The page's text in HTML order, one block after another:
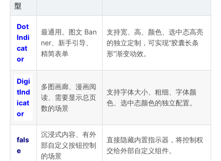
型
Dot
Indi
cat
or
最通用。图文 Ban
ner、新手引导、
精简表单
支持宽、高、颜色、选中态高亮
的独立定制，可实现“胶囊长条
形”渐变动效。
Digi
tInd
icat
or
多图画廊、漫画阅
读、需要显示总页
数的场景
支持字体大小、粗细、字体颜
色、选中态颜色的独立配置。
fals
e
沉浸式内容、有外
部自定义按钮控制
的场景
直接隐藏内置指示器，将控制权
交给外部自定义组件。